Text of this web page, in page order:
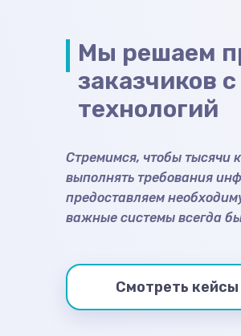
Мы решаем
заказчиков
технологий
Стремимся, чтобы тысячи
выполнять требования
предоставляем
важные системы всегда
Смотреть кейсы